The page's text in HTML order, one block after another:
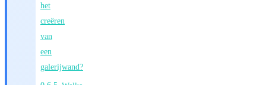
het
creëren
van
een
galerijwand?